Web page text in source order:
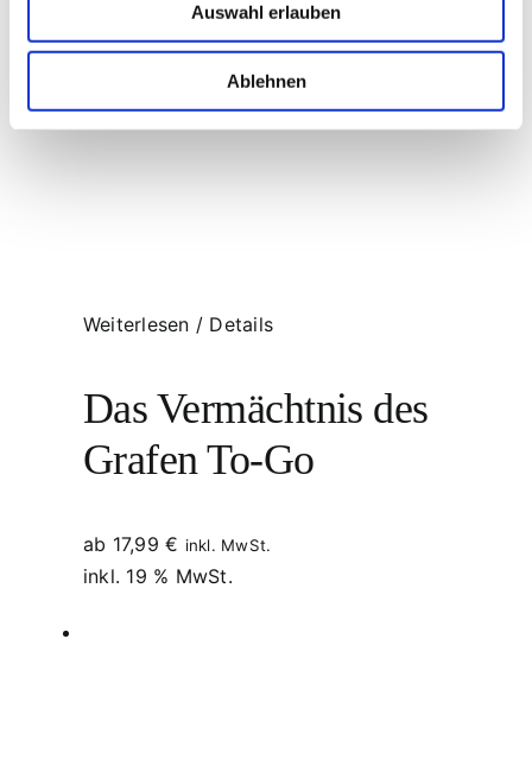
Auswahl erlauben
Ablehnen
Weiterlesen / Details
Das Vermächtnis des
Grafen To-Go
ab 17,99€ inkl. MwSt.
inkl. 19 % MwSt.